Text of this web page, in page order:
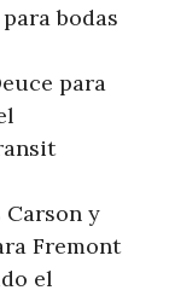
bodas
para
y
Fremont
el